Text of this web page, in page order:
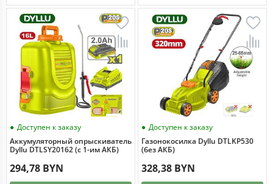
Доступен к заказу
Аккумуляторный опрыскиватель
Dyllu DTLSY20162 (с 1-им АКБ)
294,78 BYN
Доступен к заказу
Газонокосилка Dyllu DTLKP530
(без АКБ)
328,38 BYN